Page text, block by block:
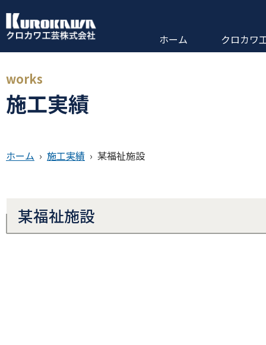
ホーム クロカワ
works
施工実績
ホーム › 施工実績 › 某福祉施設
某福祉施設